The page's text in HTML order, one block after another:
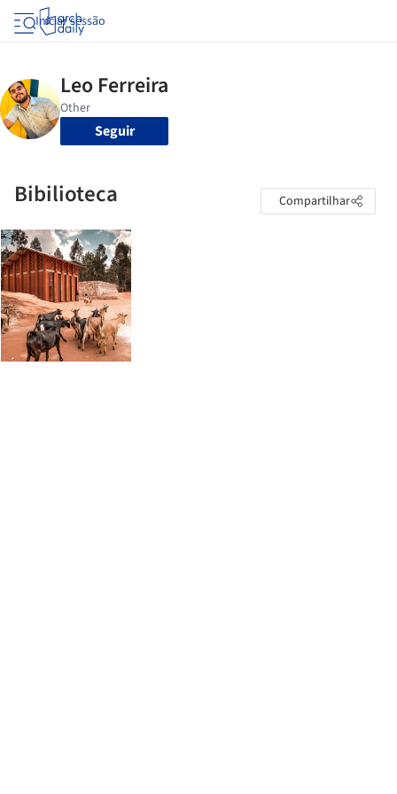
Iniciar sessão
Seguir
Bibilioteca Compartilhar